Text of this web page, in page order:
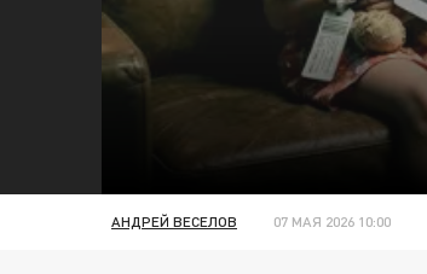
АНДРЕЙ ВЕСЕЛОВ 07 МАЯ 2026 10:00